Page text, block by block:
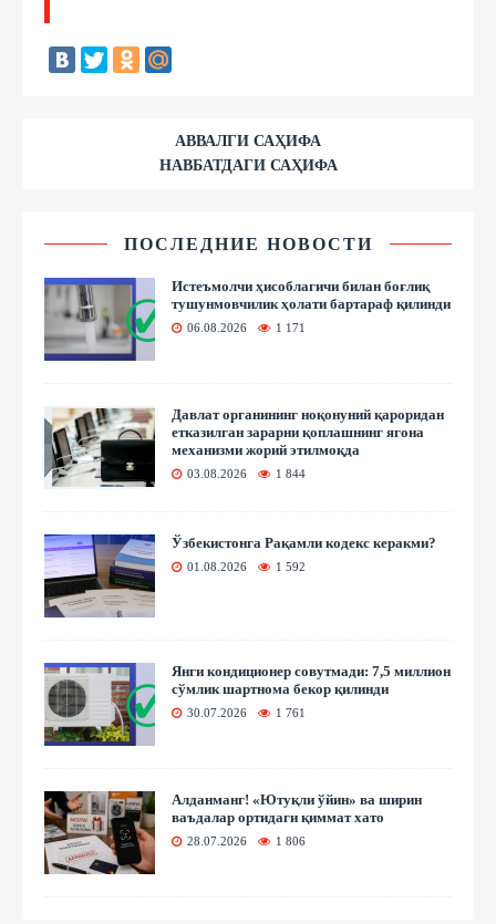
АВВАЛГИ САҲИФА
НАВБАТДАГИ САҲИФА
ПОСЛЕДНИЕ НОВОСТИ
Истеъмолчи ҳисоблагичи билан боғлиқ
тушунмовчилик ҳолати бартараф қилинди
06.08.2026 1 171
Давлат органининг ноқонуний қароридан
етказилган зарарни қоплашнинг ягона
механизми жорий этилмоқда
03.08.2026 1 844
Ўзбекистонга Рақамли кодекс керакми?
01.08.2026 1 592
Янги кондиционер совутмади: 7,5 миллион
сўмлик шартнома бекор қилинди
30.07.2026 1 761
Алданманг! «Ютуқли ўйин» ва ширин
ваъдалар ортидаги қиммат хато
28.07.2026 1 806